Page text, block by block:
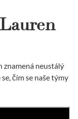
znamená neustálý
čím se naše týmy